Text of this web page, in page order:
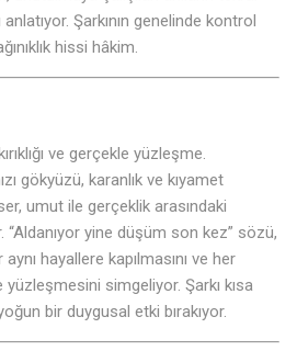
anlatıyor. Şarkının genelinde kontrol
hissi hâkim.
ve gerçekle yüzleşme.
gökyüzü, karanlık ve kıyamet
umut ile gerçeklik arasındaki
“Aldanıyor yine düşüm son kez” sözü,
hayallere kapılmasını ve her
simgeliyor. Şarkı kısa
bir duygusal etki bırakıyor.